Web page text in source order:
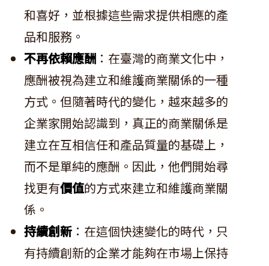
和喜好，並根據這些需求提供相應的產
品和服務。
不再依賴應酬 ：在臺灣的商業文化中，
應酬被視為建立和維護商業關係的一種
方式。但隨著時代的變化，越來越多的
企業家開始認識到，真正的商業關係是
建立在互相信任和產品質量的基礎上，
而不是單純的應酬。因此，他們開始尋
找更有價值的方式來建立和維護商業關
係。
持續創新 ：在這個快速變化的時代，只
有持續創新的企業才能夠在市場上保持